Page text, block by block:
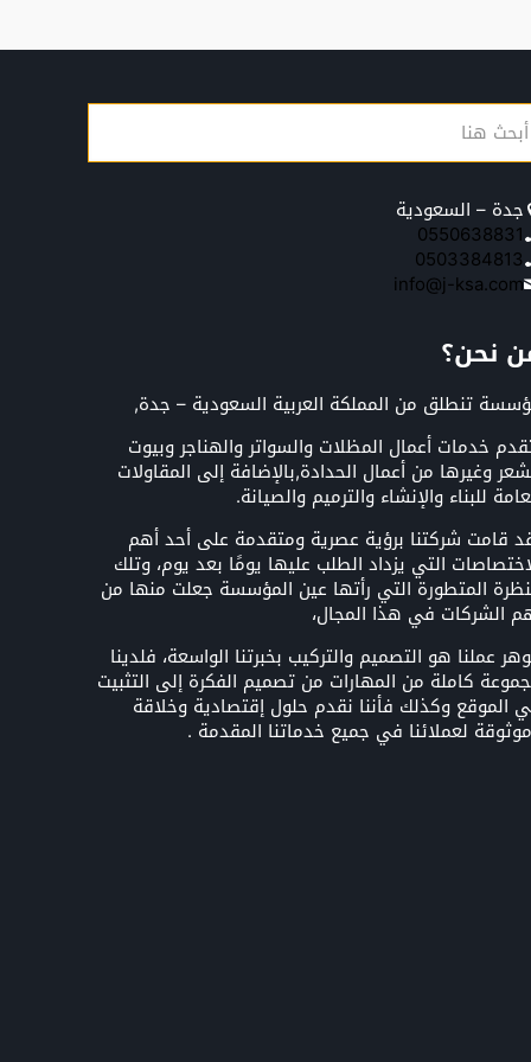
جدة – السعودية
0550638831
0503384813
info@j-ksa.com
نحن؟
تنطلق من المملكة العربية السعودية – جدة,
خدمات أعمال المظلات والسواتر والهناجر وبيوت
وغيرها من أعمال الحدادة,بالإضافة إلى المقاولات
للبناء والإنشاء والترميم والصيانة.
قامت شركتنا برؤية عصرية ومتقدمة على أحد أهم
التي يزداد الطلب عليها يومًا بعد يوم، وتلك
المتطورة التي رأتها عين المؤسسة جعلت منها من
الشركات في هذا المجال،
عملنا هو التصميم والتركيب بخبرتنا الواسعة، فلدينا
كاملة من المهارات من تصميم الفكرة إلى التثبيت
الموقع وكذلك فأننا نقدم حلول إقتصادية وخلاقة
لعملائنا في جميع خدماتنا المقدمة .